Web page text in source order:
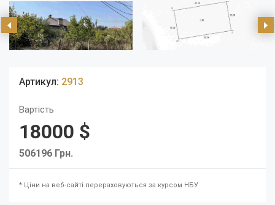
Артикул: 2913
Вартість
18000 $
506196 Грн.
* Ціни на веб-сайті перераховуються за курсом НБУ